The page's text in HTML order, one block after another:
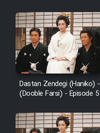
Dastan Zendegi (Haniko) -
(Dooble Farsi) - Episode 5